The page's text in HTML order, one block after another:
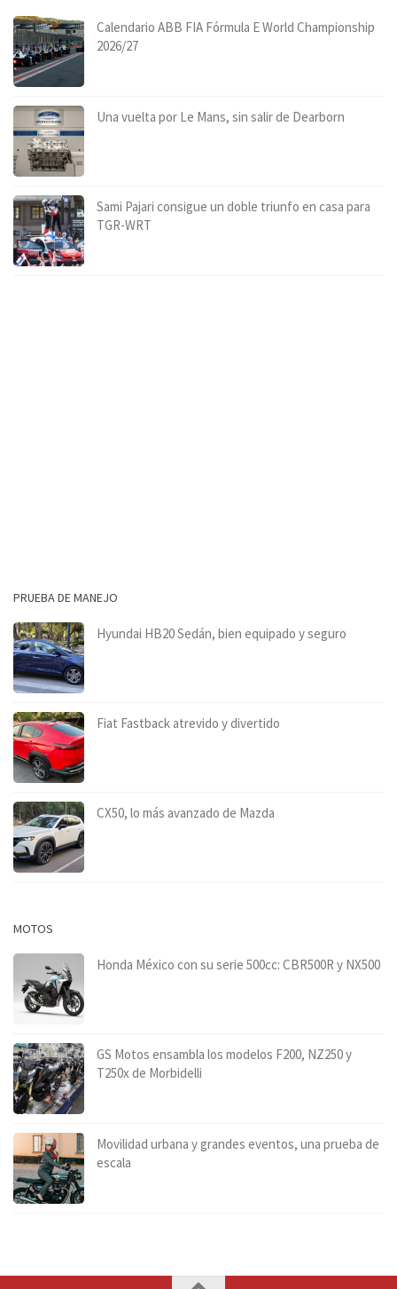
Calendario ABB FIA Fórmula E World Championship
2026/27
Una vuelta por Le Mans, sin salir de Dearborn
Sami Pajari consigue un doble triunfo en casa para
TGR-WRT
PRUEBA DE MANEJO
Hyundai HB20 Sedán, bien equipado y seguro
Fiat Fastback atrevido y divertido
CX50, lo más avanzado de Mazda
MOTOS
Honda México con su serie 500cc: CBR500R y NX500
GS Motos ensambla los modelos F200, NZ250 y
T250x de Morbidelli
Movilidad urbana y grandes eventos, una prueba de
escala